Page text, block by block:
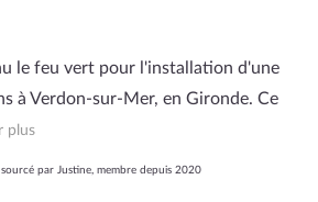
le feu vert pour l'installation d'une
à Verdon-sur-Mer, en Gironde. Ce
plus
par Justine, membre depuis 2020